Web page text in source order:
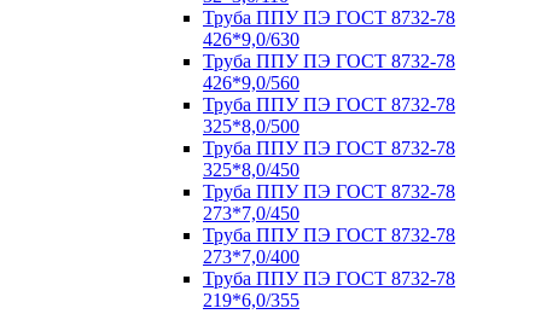
Труба ППУ ПЭ ГОСТ 8732-78
426*9,0/630
Труба ППУ ПЭ ГОСТ 8732-78
426*9,0/560
Труба ППУ ПЭ ГОСТ 8732-78
325*8,0/500
Труба ППУ ПЭ ГОСТ 8732-78
325*8,0/450
Труба ППУ ПЭ ГОСТ 8732-78
273*7,0/450
Труба ППУ ПЭ ГОСТ 8732-78
273*7,0/400
Труба ППУ ПЭ ГОСТ 8732-78
219*6,0/355